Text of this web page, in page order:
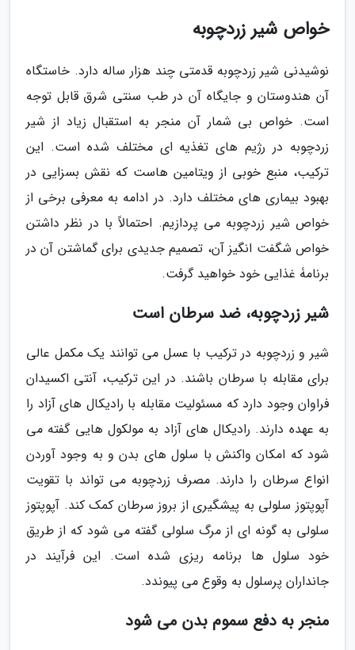
خواص شیر زردچوبه
نوشیدنی شیر زردچوبه قدمتی چند هزار ساله دارد. خاستگاه
آن هندوستان و جایگاه آن در طب سنتی شرق قابل توجه
است. خواص بی شمار آن منجر به استقبال زیاد از شیر
زردچوبه در رژیم های تغذیه ای مختلف شده است. این
ترکیب، منبع خوبی از ویتامین هاست که نقش بسزایی در
بهبود بیماری های مختلف دارد. در ادامه به معرفی برخی از
خواص شیر زردچوبه می پردازیم. احتمالاً با در نظر داشتن
خواص شگفت انگیز آن، تصمیم جدیدی برای گماشتن آن در
برنامۀ غذایی خود خواهید گرفت.
شیر زردچوبه، ضد سرطان است
شیر و زردچوبه در ترکیب با عسل می توانند یک مکمل عالی
برای مقابله با سرطان باشند. در این ترکیب، آنتی اکسیدان
فراوان وجود دارد که مسئولیت مقابله با رادیکال های آزاد را
به عهده دارند. رادیکال های آزاد به مولکول هایی گفته می
شود که امکان واکنش با سلول های بدن و به وجود آوردن
انواع سرطان را دارند. مصرف زردچوبه می تواند با تقویت
آپوپتوز سلولی به پیشگیری از بروز سرطان کمک کند. آپوپتوز
سلولی به گونه ای از مرگ سلولی گفته می شود که از طریق
خود سلول ها برنامه ریزی شده است. این فرآیند در
جانداران پرسلول به وقوع می پیوندد.
منجر به دفع سموم بدن می شود